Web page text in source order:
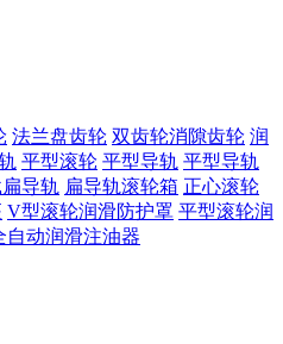
法兰盘齿轮 双齿轮消隙齿轮 润
平型滚轮 平型导轨 平型导轨
导轨 扁导轨滚轮箱 正心滚轮
V型滚轮润滑防护罩 平型滚轮润
自动润滑注油器